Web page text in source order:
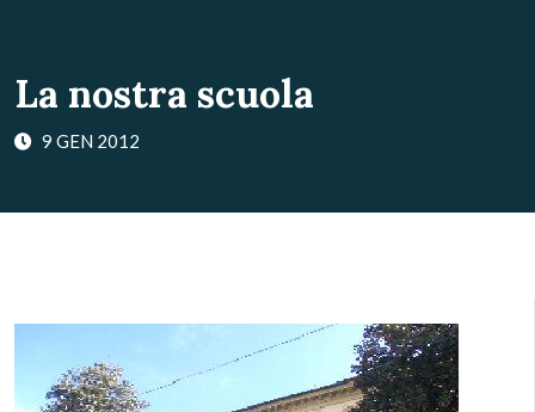
La nostra scuola
9 GEN 2012